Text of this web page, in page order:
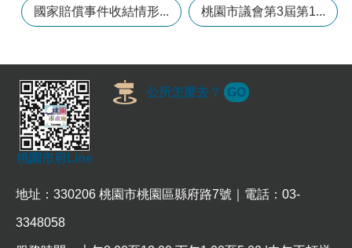
訊
生
活
便
民
資
關
通
國家賠償事件收結情形... 桃園市議會第3屆第1...
桃園市府Line
公所怎麼去？ GO
地址：330206 桃園市桃園區縣府路7號｜電話：03-
3348058